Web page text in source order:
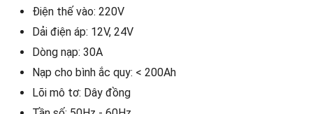
Điện thế vào: 220V
Dải điện áp: 12V, 24V
Dòng nạp: 30A
Nạp cho bình ắc quy: < 200Ah
Lõi mô tơ: Dây đồng